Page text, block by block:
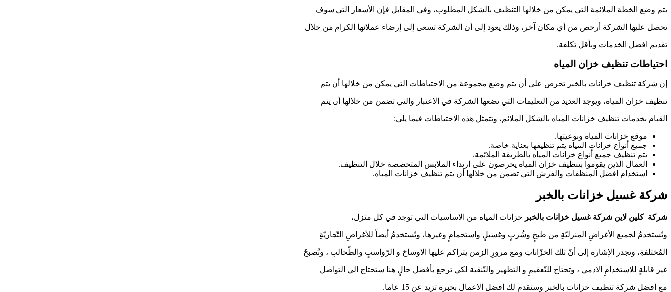
يتم وضع الخطة الملائمة التي يمكن من خلالها التنظيف بالشكل المطلوب، وفي المقابل فإن الأسعار التي سوف
تحصل عليها الشركة أرخص من أي مكان آخر، وذلك يعود إلى أن الشركة تسعى إلى إرضاء عملائها الكرام من خلال
تقديم افضل الخدمات وبأقل تكلفة.
احتياطات تنظيف خزان المياه
إن شركة تنظيف خزانات بالخبر تحرص على أن يتم وضع مجموعة من الاحتياطات التي يمكن من خلالها أن يتم
تنظيف خزان المياه، ويوجد العديد من التعليمات التي تضعها الشركة في الاعتبار والتي تضمن من خلالها أن يتم
القيام بخدمات تنظيف خزانات المياه بالشكل الملائم، وتتمثل هذه الاحتياطات فيما يلي:
موقع خزانات المياه ونوعيتها.
جميع أنواع خزانات المياه يتم تنظيفها بعناية خاصة.
يتم تنظيف جميع أنواع خزانات المياه بالطريقة الملائمة.
العمال الذين يقوموا بتنظيف خزان المياه يحرصون على ارتداء الملابس المتخصصة خلال التنظيف.
استخدام افضل المنظفات والفرش التي تضمن من خلالها أن يتم تنظيف خزانات المياه.
شركة غسيل خزانات بالخبر
شركة كلين لاين شركة غسيل خزانات بالخبر خزانات المياه من الاساسيات التي توجد في كل منزل،
وتُستخدمُ لجميع الأغراضِ المنزليّةِ من طبخٍ وشُربٍ وغسيلٍ واستحمامٍ وغيرها، وتُستخدمُ أيضاً للأغراضِ التّجاريّةِ
المُختلفةِ، وتجدر الإشارة إلى أنّ تلك الخزّاناتِ ومع مرورِ الزمن يتراكم عليها الاوساخ و الرّواسبٍ والطّحالبِ ، وتُصبحُ
غير قابلةٍ للاستخدامِ الادمي ، وتحتاج للتّعقيمِ و التطهير والتّنقية لكي ترجع بأفضل حالٍ هنا ستحتاج الي التواصل
مع افضل شركة تنظيف خزانات بالخبر وسنقدم لك افضل الاعمال بخبرة تزيد عن 15 عاما.